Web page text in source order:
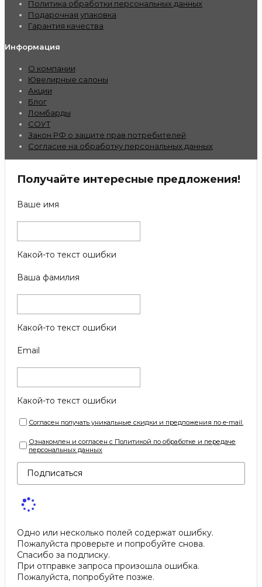
Политика обработки персональных данных
Подарочная упаковка
Гарантия качества
Информация
О компании
Ювелирные салоны
Акции
Блог
Ломбарды
СОУТ
Закон РФ о защите прав потребителей
Согласие на обработку персональных данных
Получайте интересные предложения!
Ваше имя
Какой-то текст ошибки
Ваша фамилия
Какой-то текст ошибки
Email
Какой-то текст ошибки
Согласен получать уникальные скидки и предложения по e-mail.
Ознакомлен и согласен с Политикой по обработке и передаче
персональных данных
Подписаться
Одно или несколько полей содержат ошибку.
Пожалуйста проверьте и попробуйте снова.
Спасибо за подписку.
При отправке запроса произошла ошибка.
Пожалуйста, попробуйте позже.